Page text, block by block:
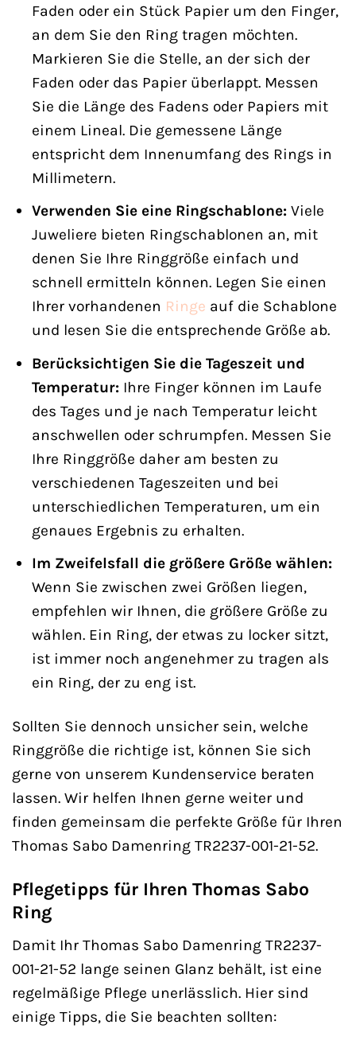
Faden oder ein Stück Papier um den Finger,
an dem Sie den Ring tragen möchten.
Markieren Sie die Stelle, an der sich der
Faden oder das Papier überlappt. Messen
Sie die Länge des Fadens oder Papiers mit
einem Lineal. Die gemessene Länge
entspricht dem Innenumfang des Rings in
Millimetern.
Verwenden Sie eine Ringschablone:Viele
Juweliere bieten Ringschablonen an, mit
denen Sie Ihre Ringgröße einfach und
schnell ermitteln können. Legen Sie einen
Ihrer vorhandenen Ringe auf die Schablone
und lesen Sie die entsprechende Größe ab.
Berücksichtigen Sie die Tageszeit und
Temperatur:Ihre Finger können im Laufe
des Tages und je nach Temperatur leicht
anschwellen oder schrumpfen. Messen Sie
Ihre Ringgröße daher am besten zu
verschiedenen Tageszeiten und bei
unterschiedlichen Temperaturen, um ein
genaues Ergebnis zu erhalten.
Im Zweifelsfall die größere Größe wählen:
Wenn Sie zwischen zwei Größen liegen,
empfehlen wir Ihnen, die größere Größe zu
wählen. Ein Ring, der etwas zu locker sitzt,
ist immer noch angenehmer zu tragen als
ein Ring, der zu eng ist.
Sollten Sie dennoch unsicher sein, welche
Ringgröße die richtige ist, können Sie sich
gerne von unserem Kundenservice beraten
lassen. Wir helfen Ihnen gerne weiter und
finden gemeinsam die perfekte Größe für Ihren
Thomas Sabo Damenring TR2237-001-21-52.
Pflegetipps für Ihren Thomas Sabo
Ring
Damit Ihr Thomas Sabo Damenring TR2237-
001-21-52 lange seinen Glanz behält, ist eine
regelmäßige Pflege unerlässlich. Hier sind
einige Tipps, die Sie beachten sollten: